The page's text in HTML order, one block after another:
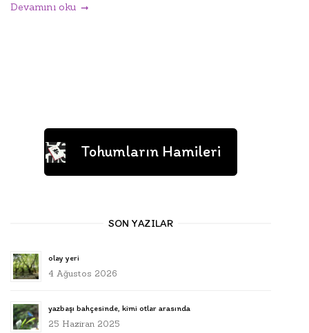
Devamını oku
Tohumların Hamileri
SON YAZILAR
olay yeri
4 Ağustos 2026
yazbaşı bahçesinde, kimi otlar arasında
25 Haziran 2025